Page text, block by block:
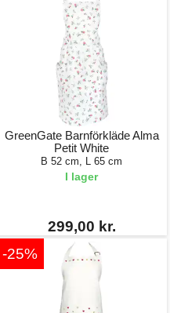
GreenGate Barnförkläde Alma
Petit White
B 52 cm, L 65 cm
I lager
299,00 kr.
-25%